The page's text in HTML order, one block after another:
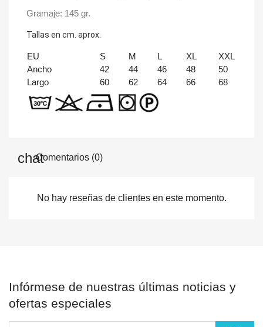
Gramaje: 145 gr.
Tallas en cm. aprox.
EU S M L XL
XXL
Ancho
42 44 46 48
50
Largo
60 62 64 66 68
Comentarios (0)
No hay reseñas de clientes en este momento.
Infórmese de nuestras últimas noticias y
ofertas especiales